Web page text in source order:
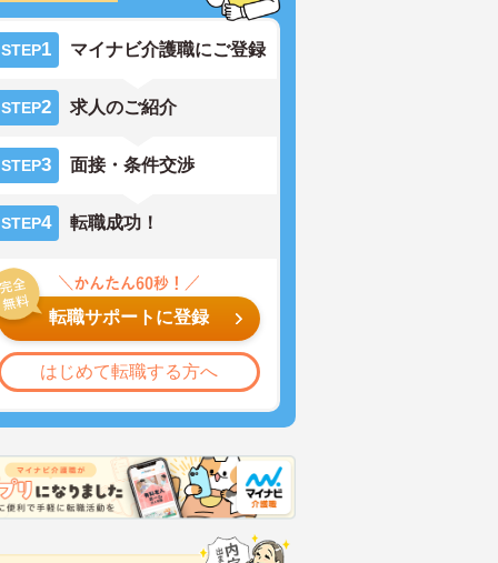
STEP1 マイナビ介護職にご登録
STEP2 求人のご紹介
STEP3 面接・条件交渉
STEP4 転職成功！
転職サポートに登録
はじめて転職する方へ